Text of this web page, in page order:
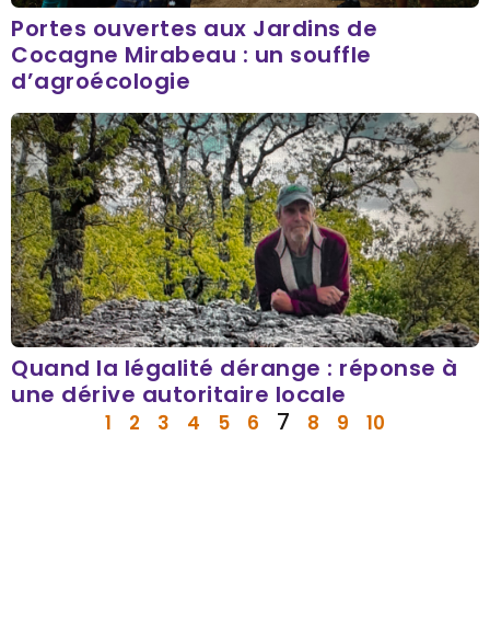
Portes ouvertes aux Jardins de
Cocagne Mirabeau : un souffle
d’agroécologie
Quand la légalité dérange : réponse à
une dérive autoritaire locale
1 2 3 4 5 6 7 8 9 10